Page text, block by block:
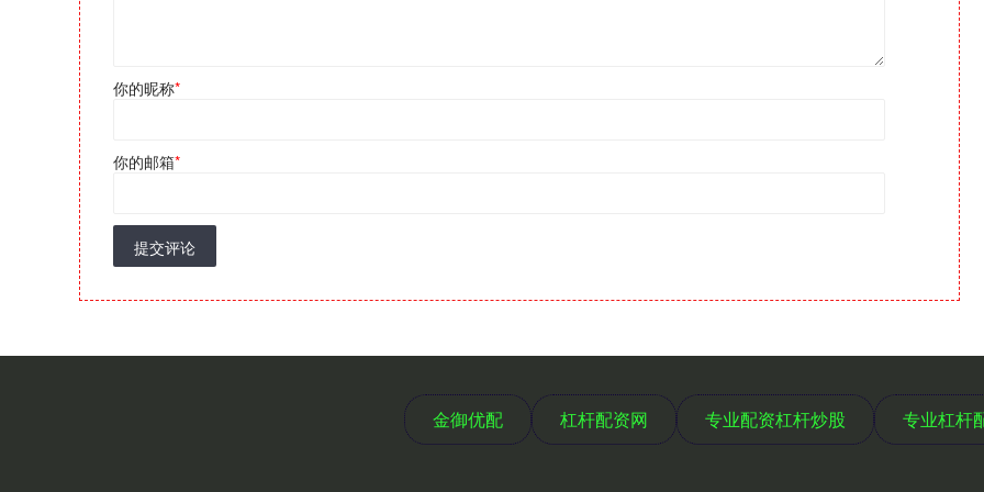
你的昵称*
你的邮箱*
提交评论
金御优配 杠杆配资网 专业配资杠杆炒股 专业杠杆